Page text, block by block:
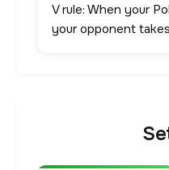
V rule: When your
your opponent